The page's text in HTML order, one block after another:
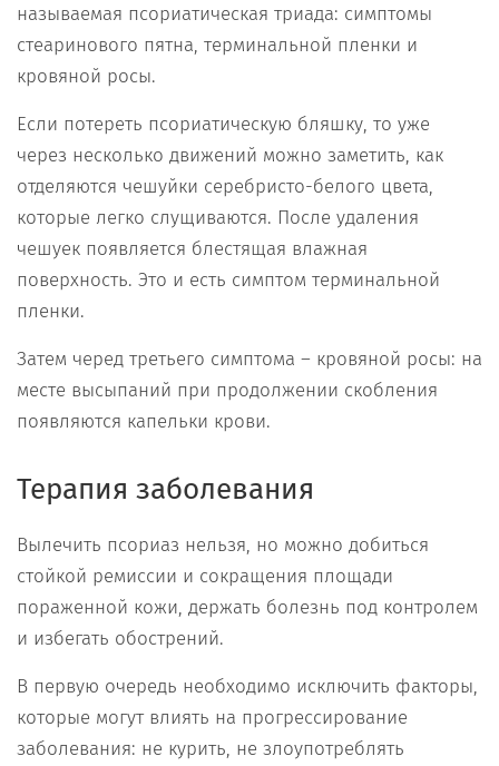
называемая псориатическая триада: симптомы
стеаринового пятна, терминальной пленки и
кровяной росы.
Если потереть псориатическую бляшку, то уже
через несколько движений можно заметить, как
отделяются чешуйки серебристо-белого цвета,
которые легко слущиваются. После удаления
чешуек появляется блестящая влажная
поверхность. Это и есть симптом терминальной
пленки.
Затем черед третьего симптома – кровяной росы: на
месте высыпаний при продолжении скобления
появляются капельки крови.
Терапия заболевания
Вылечить псориаз нельзя, но можно добиться
стойкой ремиссии и сокращения площади
пораженной кожи, держать болезнь под контролем
и избегать обострений.
В первую очередь необходимо исключить факторы,
которые могут влиять на прогрессирование
заболевания: не курить, не злоупотреблять